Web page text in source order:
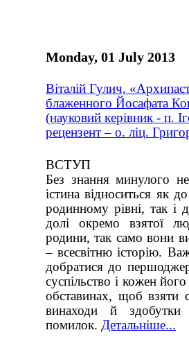
Monday, 01 July 2013
Віталій Гулич,
блаженного Йосафата
(науковий керівник - п.
рецензент – о. ліц.
ВСТУП
Без знання минулого
істина відноситься як
родинному рівні, так і
долі окремо взятої
родини, так само вони
– всесвітню історію.
добратися до
суспільство і кожен
обставинах, щоб взяти
винаходи й здобутки
помилок. Детальніше...